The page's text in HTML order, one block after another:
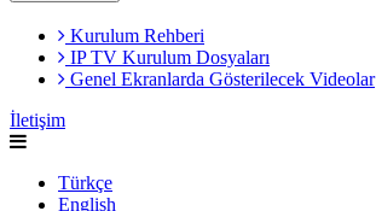
Kurulum Rehberi
IP TV Kurulum Dosyaları
Genel Ekranlarda Gösterilecek Videolar
İletişim
Türkçe
English